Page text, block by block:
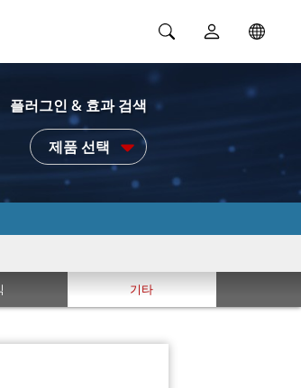
플러그인 & 효과 검색
제품 선택
기타